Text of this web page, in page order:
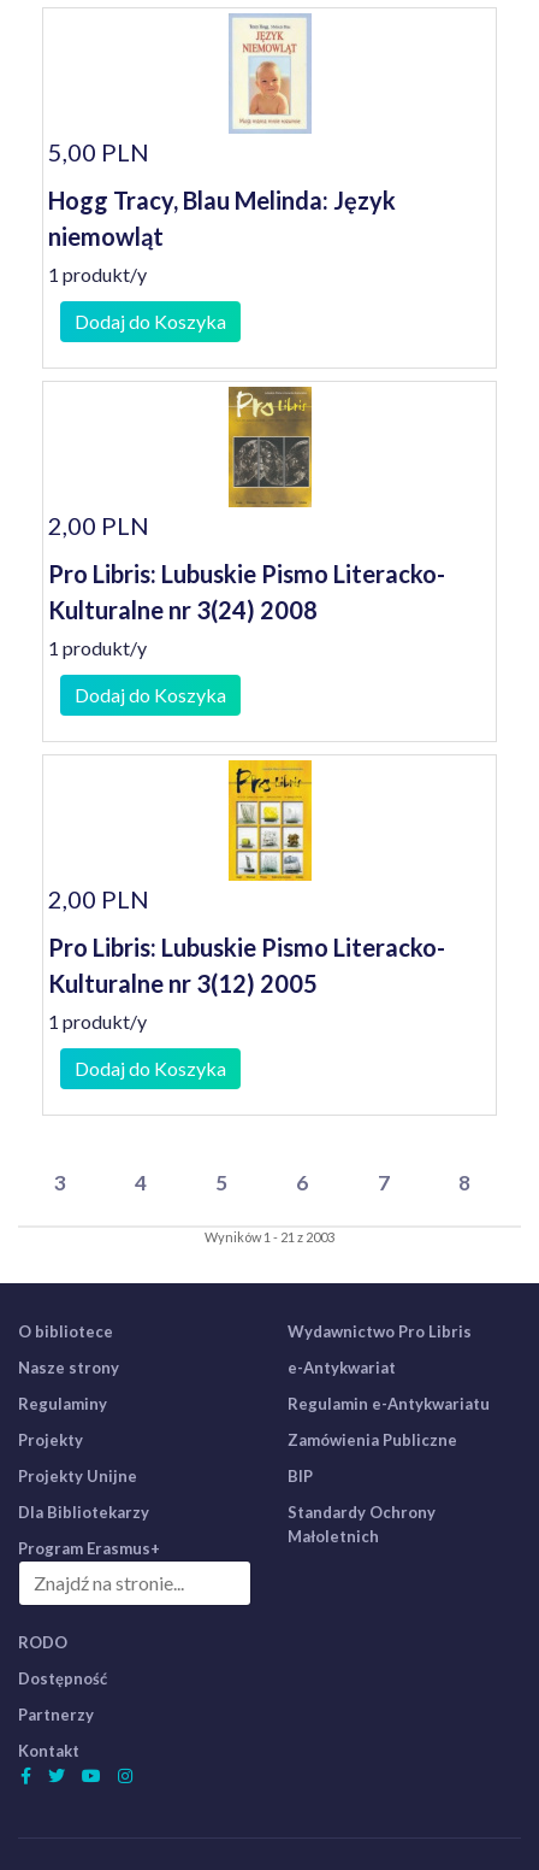
5,00 PLN
Hogg Tracy, Blau Melinda: Język
niemowląt
1 produkt/y
Dodaj do Koszyka
2,00 PLN
Pro Libris: Lubuskie Pismo Literacko-
Kulturalne nr 3(24) 2008
1 produkt/y
Dodaj do Koszyka
2,00 PLN
Pro Libris: Lubuskie Pismo Literacko-
Kulturalne nr 3(12) 2005
1 produkt/y
Dodaj do Koszyka
3 4 5 6 7 8
Wyników 1 - 21 z 2003
O bibliotece
Nasze strony
Regulaminy
Projekty
Projekty Unijne
Dla Bibliotekarzy
Program Erasmus+
Wydawnictwo Pro Libris
e-Antykwariat
Regulamin e-Antykwariatu
Zamówienia Publiczne
BIP
Standardy Ochrony
Małoletnich
RODO
Dostępność
Partnerzy
Kontakt